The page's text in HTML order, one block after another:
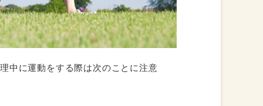
中に運動をする際は次のことに注意